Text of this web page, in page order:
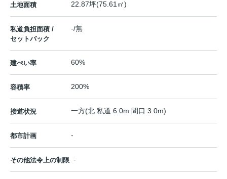
土地面積 22.87坪(75.61㎡)
私道負担面積 /
セットバック
-/無
建ぺい率 60%
容積率 200%
接道状況 一方(北 私道 6.0m 間口 3.0m)
都市計画 -
その他法令上の制限 -